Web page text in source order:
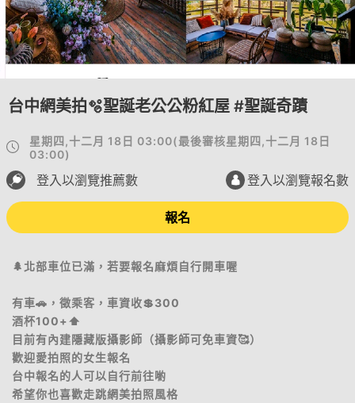
台中網美拍🫧聖誕老公公粉紅屋 #聖誕奇蹟
星期四,十二月 18日 03:00(最後審核星期四,十二月 18日
03:00)
登入以瀏覽推薦數 登入以瀏覽報名數
報名
🌲北部車位已滿，若要報名麻煩自行開車喔
有車🚗，徵乘客，車資收💲300
酒杯100+⬆️
目前有內建隱藏版攝影師（攝影師可免車資🥰）
歡迎愛拍照的女生報名
台中報名的人可以自行前往喲
希望你也喜歡走跳網美拍照風格